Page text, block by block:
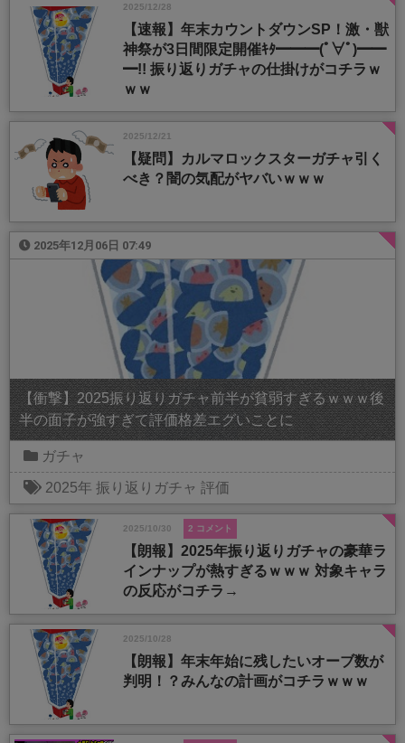
2025/12/28
【速報】年末カウントダウンSP！激・獣
神祭が3日間限定開催ｷﾀ━━━(ﾟ∀ﾟ)━━
━!! 振り返りガチャの仕掛けがコチラｗ
ｗｗ
2025/12/21
【疑問】カルマロックスターガチャ引く
べき？闇の気配がヤバいｗｗｗ
2025年12月06日 07:49
【衝撃】2025振り返りガチャ前半が貧弱すぎるｗｗｗ後
半の面子が強すぎて評価格差エグいことに
ガチャ
2025年 振り返りガチャ 評価
2025/10/30 2 コメント
【朗報】2025年振り返りガチャの豪華ラ
インナップが熱すぎるｗｗｗ 対象キャラ
の反応がコチラ→
2025/10/28
【朗報】年末年始に残したいオーブ数が
判明！？みんなの計画がコチラｗｗｗ